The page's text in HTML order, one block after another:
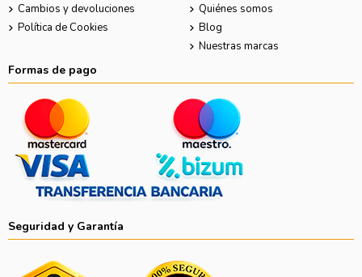
Cambios y devoluciones
Política de Cookies
Quiénes somos
Blog
Nuestras marcas
Formas de pago
Seguridad y Garantía